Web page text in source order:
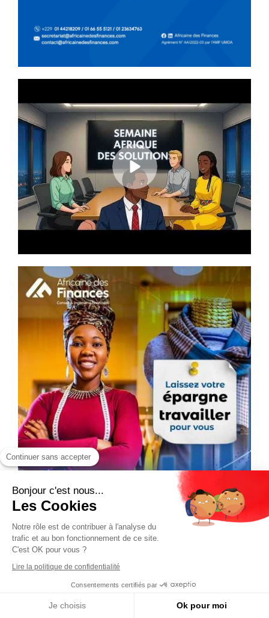
Continuer sans accepter
Bonjour c'est nous...
Les Cookies
Notre rôle est de contribuer à l'analyse du
trafic et au bon fonctionnement de ce site.
C'est OK pour vous ?
Lire la politique de confidentialité
Consentements certifiés par
Je choisis Ok pour moi